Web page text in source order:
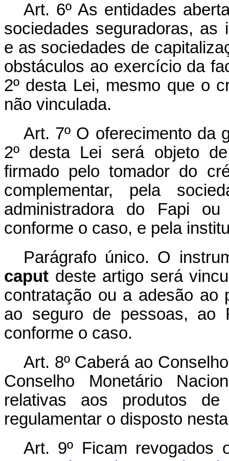
Art. 6º As entidades
sociedades seguradoras, as
e as sociedades de
obstáculos ao exercício da
2º desta Lei, mesmo que o
não vinculada.
Art. 7º O oferecimento da
2º desta Lei será objeto
firmado pelo tomador do
complementar, pela
administradora do Fapi
conforme o caso, e pela
Parágrafo único. O
caput deste artigo será
contratação ou a adesão ao
ao seguro de pessoas, ao
conforme o caso.
Art. 8º Caberá ao
Conselho Monetário
relativas aos produtos
regulamentar o disposto
Art. 9º Ficam revogados